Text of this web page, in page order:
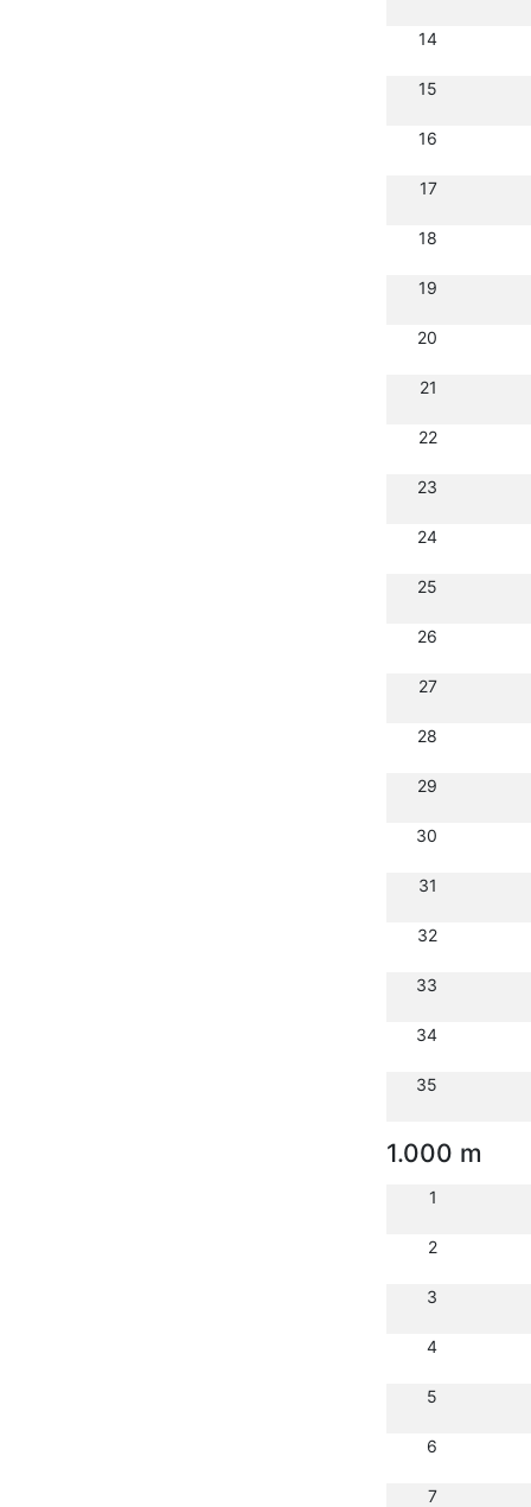
14
15
16
17
18
19
20
21
22
23
24
25
26
27
28
29
30
31
32
33
34
35
1.000 m
1
2
3
4
5
6
7